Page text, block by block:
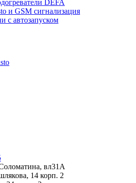
DEFA
и GSM сигнализация
с автозапуском
вл31А
14 корп. 2